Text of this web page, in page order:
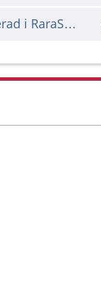
Önskemål om att bli registrerad i RaraSwed